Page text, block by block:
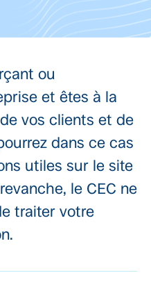
ou
et êtes à la
vos clients et de
dans ce cas
utiles sur le site
le CEC ne
traiter votre